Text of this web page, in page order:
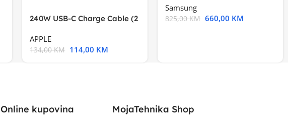
240W USB-C Charge Cable (2
APPLE
134,00KM 114,00 KM
Samsung
825,00KM 660,00 KM
Online kupovina MojaTehnika Shop